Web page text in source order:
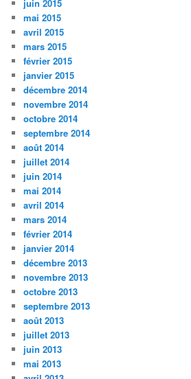
juin 2015
mai 2015
avril 2015
mars 2015
février 2015
janvier 2015
décembre 2014
novembre 2014
octobre 2014
septembre 2014
août 2014
juillet 2014
juin 2014
mai 2014
avril 2014
mars 2014
février 2014
janvier 2014
décembre 2013
novembre 2013
octobre 2013
septembre 2013
août 2013
juillet 2013
juin 2013
mai 2013